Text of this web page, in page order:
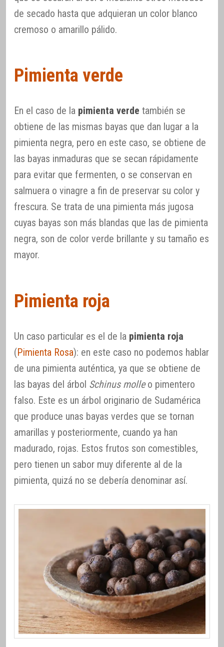
de secado hasta que adquieran un color blanco
cremoso o amarillo pálido.
Pimienta verde
En el caso de la pimienta verde también se
obtiene de las mismas bayas que dan lugar a la
pimienta negra, pero en este caso, se obtiene de
las bayas inmaduras que se secan rápidamente
para evitar que fermenten, o se conservan en
salmuera o vinagre a fin de preservar su color y
frescura. Se trata de una pimienta más jugosa
cuyas bayas son más blandas que las de pimienta
negra, son de color verde brillante y su tamaño es
mayor.
Pimienta roja
Un caso particular es el de la pimienta roja
(Pimienta Rosa): en este caso no podemos hablar
de una pimienta auténtica, ya que se obtiene de
las bayas del árbol Schinus molleo pimentero
falso. Este es un árbol originario de Sudamérica
que produce unas bayas verdes que se tornan
amarillas y posteriormente, cuando ya han
madurado, rojas. Estos frutos son comestibles,
pero tienen un sabor muy diferente al de la
pimienta, quizá no se debería denominar así.